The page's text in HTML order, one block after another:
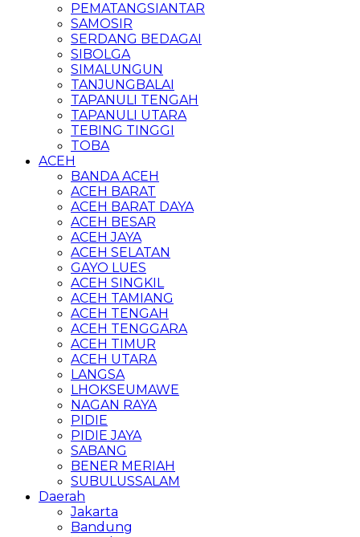
PEMATANGSIANTAR
SAMOSIR
SERDANG BEDAGAI
SIBOLGA
SIMALUNGUN
TANJUNGBALAI
TAPANULI TENGAH
TAPANULI UTARA
TEBING TINGGI
TOBA
ACEH
BANDA ACEH
ACEH BARAT
ACEH BARAT DAYA
ACEH BESAR
ACEH JAYA
ACEH SELATAN
GAYO LUES
ACEH SINGKIL
ACEH TAMIANG
ACEH TENGAH
ACEH TENGGARA
ACEH TIMUR
ACEH UTARA
LANGSA
LHOKSEUMAWE
NAGAN RAYA
PIDIE
PIDIE JAYA
SABANG
BENER MERIAH
SUBULUSSALAM
Daerah
Jakarta
Bandung